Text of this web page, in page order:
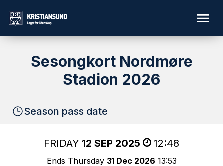
Sesongkort Nordmøre
Stadion 2026
Season pass date
FRIDAY 12 SEP 2025 12:48
Ends Thursday 31 Dec 2026 13:53